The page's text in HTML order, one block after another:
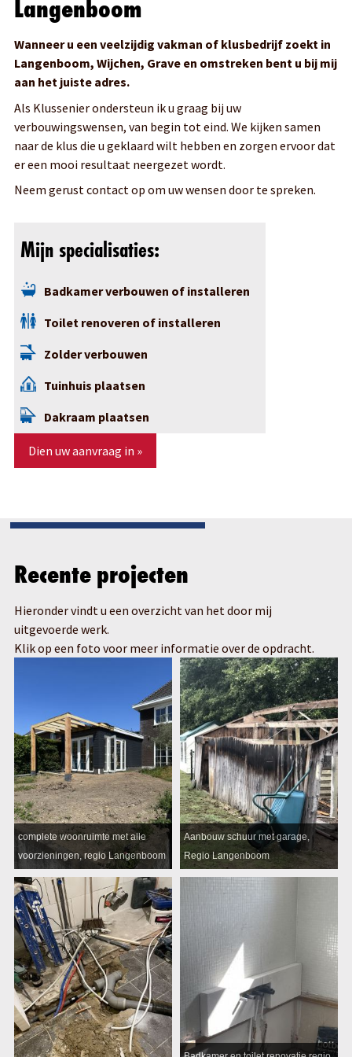
renovatie werkzaamheden in en om het huis, voor
verbouwing, want een goede planning voorkomt een
chaotisch en stressvol verloop van een verbouwing.
Als Proflinker bij VELUX ben ik Erkend VELUX Installateur en
ik heb ook cursussen gevolgd bij Sigma Coatings (houtrot
bewerking, schilderen. enz.). Ook door het volgen van de
vaktraining van Isover kan ik u uitstekend adviseren in
bv uw zolder enz.
Ik ben zeer veelzijdig en naar niet genoemde
werkzaamheden kunt u altijd informeren wat er mogelijk is.
meer informatie kunt u mailen naarj.devaan@klussenier.nl
Bellen kan natuurlijk ook op het nummer 06-55766262. Ik
sta u graag te woord.
Langenboom
Wanneer u een veelzijdig vakman of klusbedrijf zoekt in
Langenboom, Wijchen, Grave en omstreken bent u bij mij
aan het juiste adres.
Als Klussenier ondersteun ik u graag bij uw
verbouwingswensen, van begin tot eind. We kijken samen
naar de klus die u geklaard wilt hebben en zorgen ervoor dat
er een mooi resultaat neergezet wordt.
Neem gerust contact op om uw wensen door te spreken.
Mijn specialisaties:
Badkamer verbouwen of installeren
Toilet renoveren of installeren
Zolder verbouwen
Tuinhuis plaatsen
Dakraam plaatsen
Dien uw aanvraag in »
Recente projecten
Hieronder vindt u een overzicht van het door mij
uitgevoerde werk.
Klik op een foto voor meer informatie over de opdracht.
complete woonruimte met alle
voorzieningen, regio Langenboom
Aanbouw schuur met garage,
Regio Langenboom